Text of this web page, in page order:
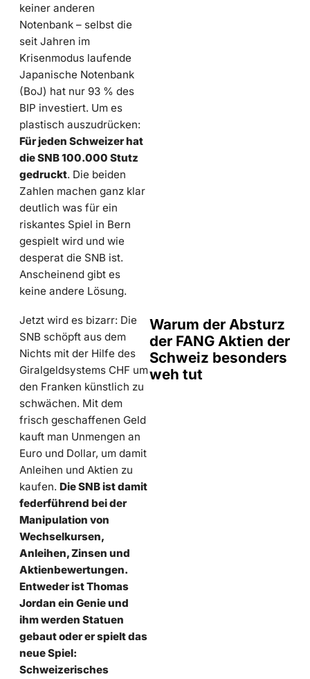
keiner anderen
Notenbank – selbst die
seit Jahren im
Krisenmodus laufende
Japanische Notenbank
(BoJ) hat nur 93 % des
BIP investiert. Um es
plastisch auszudrücken:
Für jeden Schweizer hat
die SNB 100.000 Stutz
gedruckt. Die beiden
Zahlen machen ganz klar
deutlich was für ein
riskantes Spiel in Bern
gespielt wird und wie
desperat die SNB ist.
Anscheinend gibt es
keine andere Lösung.
Jetzt wird es bizarr: Die
SNB schöpft aus dem
Nichts mit der Hilfe des
Giralgeldsystems CHF um
den Franken künstlich zu
schwächen. Mit dem
frisch geschaffenen Geld
kauft man Unmengen an
Euro und Dollar, um damit
Anleihen und Aktien zu
kaufen. Die SNB ist damit
federführend bei der
Manipulation von
Wechselkursen,
Anleihen, Zinsen und
Aktienbewertungen.
Entweder ist Thomas
Jordan ein Genie und
ihm werden Statuen
gebaut oder er spielt das
neue Spiel:
Schweizerisches
Warum der Absturz
der FANG Aktien der
Schweiz besonders
weh tut